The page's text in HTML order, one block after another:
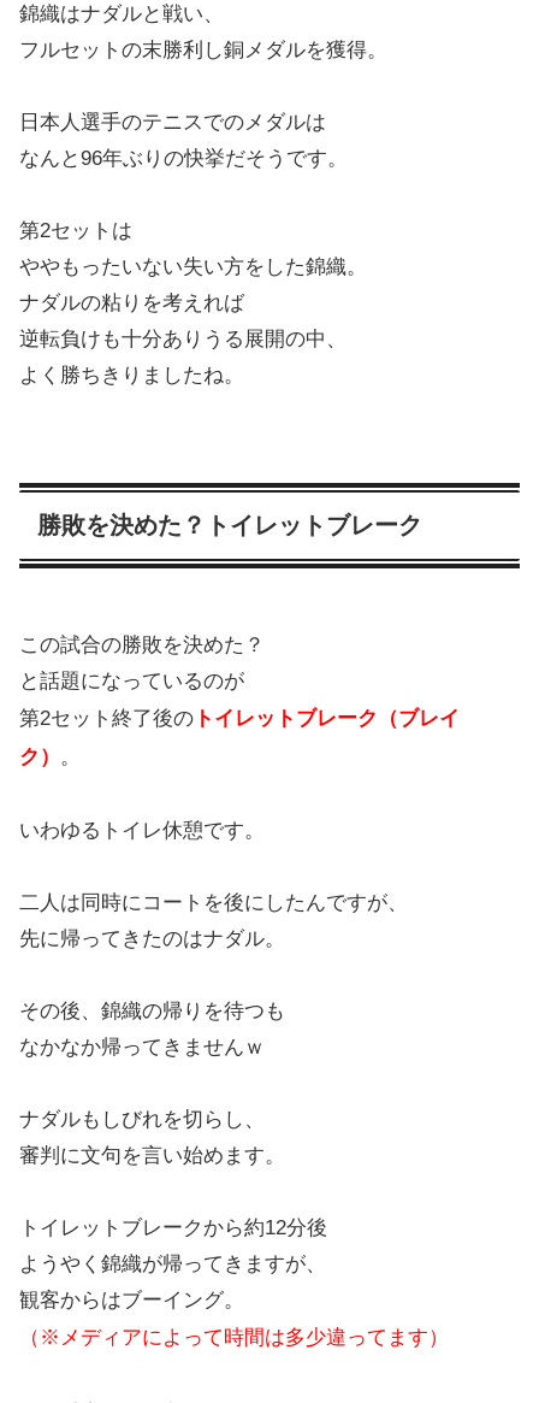
錦織はナダルと戦い、
フルセットの末勝利し銅メダルを獲得。
日本人選手のテニスでのメダルは
なんと96年ぶりの快挙だそうです。
第2セットは
ややもったいない失い方をした錦織。
ナダルの粘りを考えれば
逆転負けも十分ありうる展開の中、
よく勝ちきりましたね。
勝敗を決めた？トイレットブレーク
この試合の勝敗を決めた？
と話題になっているのが
第2セット終了後の トイレットブレーク（ブレイ
ク） 。
いわゆるトイレ休憩です。
二人は同時にコートを後にしたんですが、
先に帰ってきたのはナダル。
その後、錦織の帰りを待つも
なかなか帰ってきませんｗ
ナダルもしびれを切らし、
審判に文句を言い始めます。
トイレットブレークから約12分後
ようやく錦織が帰ってきますが、
観客からはブーイング。
（※メディアによって時間は多少違ってます）